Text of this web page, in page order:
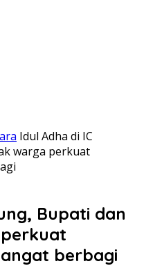
Idul Adha di IC
warga perkuat
Bupati dan
berbagi